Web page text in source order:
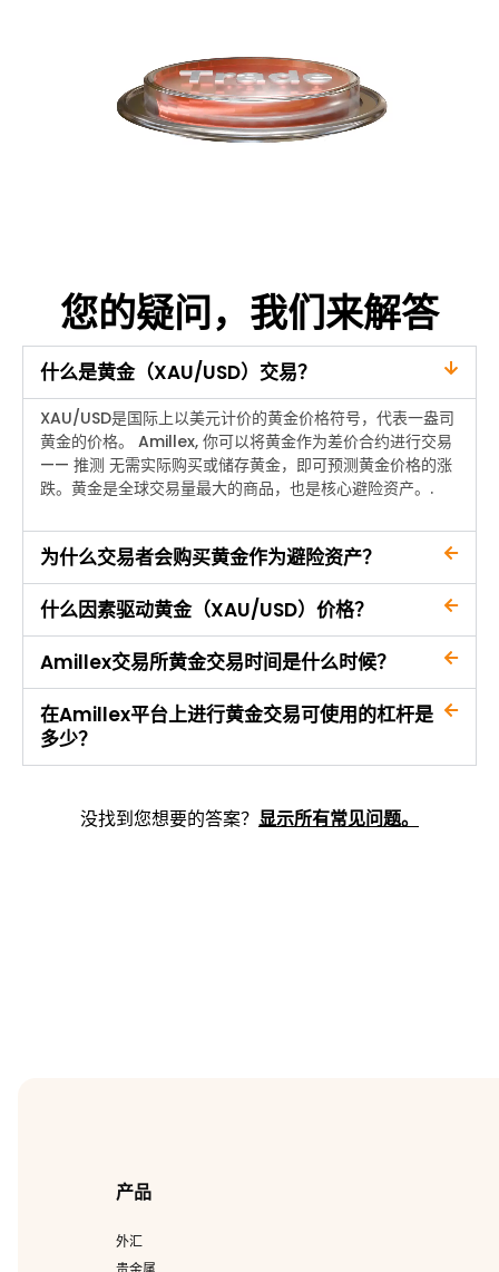
您的疑问，我们来解答
什么是黄金（XAU/USD）交易？
XAU/USD是国际上以美元计价的黄金价格符号，代表一盎司
黄金的价格。 Amillex, 你可以将黄金作为差价合约进行交易
—— 推测 无需实际购买或储存黄金，即可预测黄金价格的涨
跌。黄金是全球交易量最大的商品，也是核心避险资产。.
为什么交易者会购买黄金作为避险资产？
什么因素驱动黄金（XAU/USD）价格？
Amillex交易所黄金交易时间是什么时候？
在Amillex平台上进行黄金交易可使用的杠杆是
多少？
没找到您想要的答案？ 显示所有常见问题。
产品
外汇